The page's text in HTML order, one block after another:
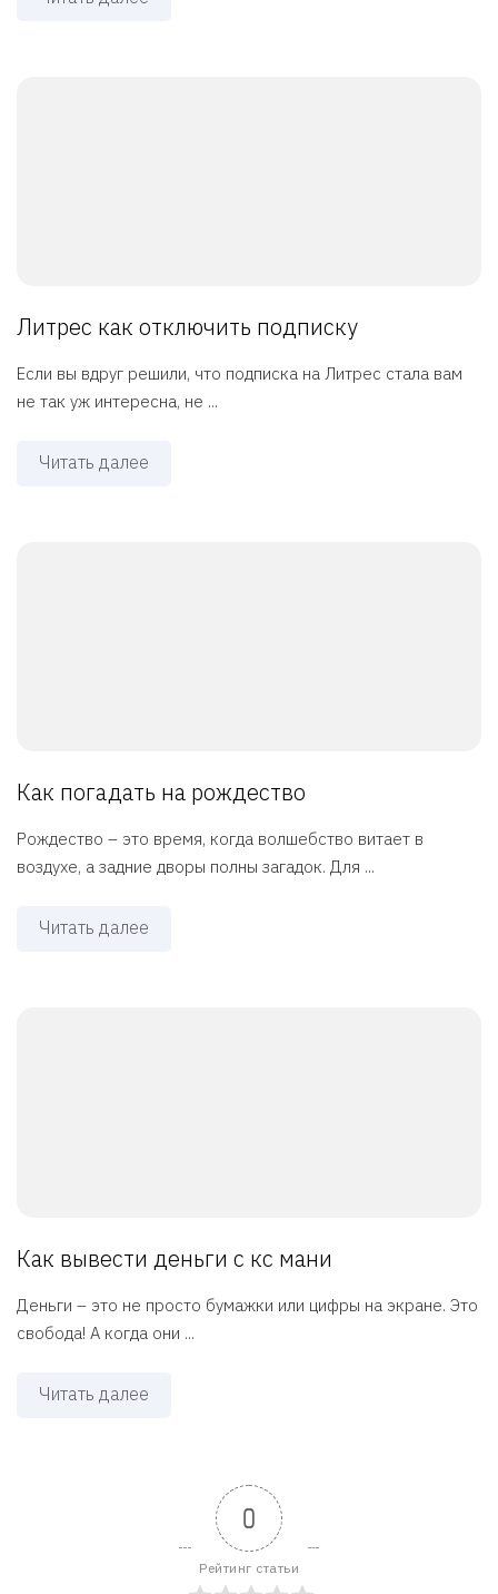
Литрес как отключить подписку
Если вы вдруг решили, что подписка на Литрес стала вам
не так уж интересна, не ...
Читать далее
Как погадать на рождество
Рождество – это время, когда волшебство витает в
воздухе, а задние дворы полны загадок. Для ...
Читать далее
Как вывести деньги с кс мани
Деньги – это не просто бумажки или цифры на экране. Это
свобода! А когда они ...
Читать далее
0
Рейтинг статьи